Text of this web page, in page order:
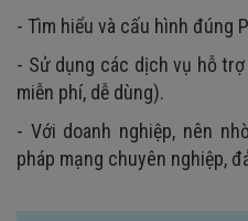
- Tìm hiểu và cấu hình đúng
- Sử dụng các dịch vụ hỗ
miễn phí, dễ dùng).
- Với doanh nghiệp, nên
pháp mạng chuyên nghiệp,